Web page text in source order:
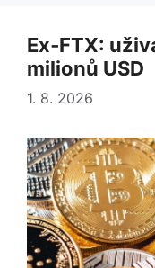
Ex‑FTX:
milionů USD
1. 8. 2026